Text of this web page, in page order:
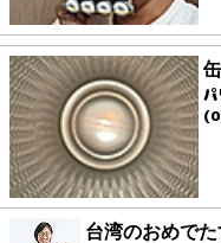
パ
台湾のおめで